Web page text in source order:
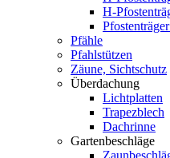
H-
Pfähle
Pfahlstützen
Zäune, Sichtschutz
Überdachung
Lichtplatten
Trapezblech
Dachrinne
Gartenbeschläge